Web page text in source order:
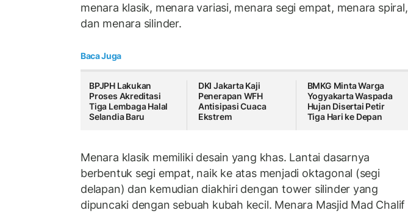
menara klasik, menara variasi, menara segi empat, menara spiral,
dan menara silinder.
Baca Juga
BPJPH Lakukan
Proses Akreditasi
Tiga Lembaga Halal
Selandia Baru
DKI Jakarta Kaji
Penerapan WFH
Antisipasi Cuaca
Ekstrem
BMKG Minta Warga
Yogyakarta Waspada
Hujan Disertai Petir
Tiga Hari ke Depan
Menara klasik memiliki desain yang khas. Lantai dasarnya
berbentuk segi empat, naik ke atas menjadi oktagonal (segi
delapan) dan kemudian diakhiri dengan tower silinder yang
dipuncaki dengan sebuah kubah kecil. Menara Masjid Mad Chalif